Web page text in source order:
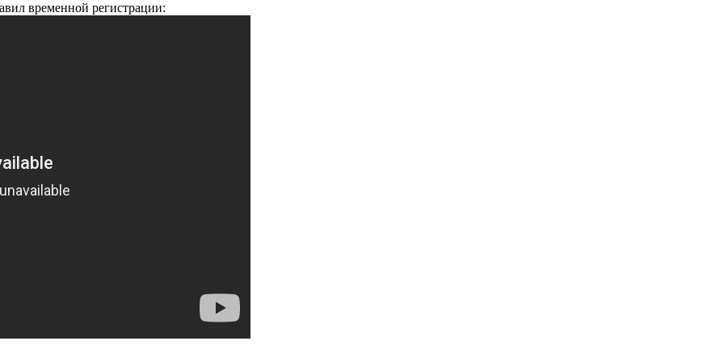
временной регистрации: